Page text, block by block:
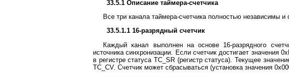
33.5.1 Описание таймера-счетчика
Все три канала таймера-счетчика полностью независимы
33.5.1.1 16-разрядный счетчик
Каждый канал выполнен на основе 16-разрядного
источника синхронизации. Если счетчик достигает значения
в регистре статуса TC_SR (регистр статуса). Текущее
TC_CV. Счетчик может сбрасываться (установка значения